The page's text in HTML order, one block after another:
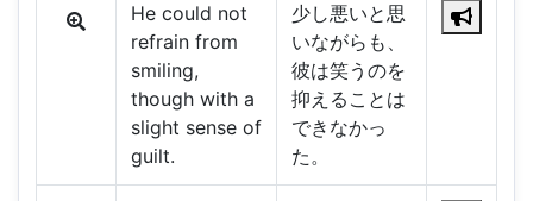
He could not
refrain from
smiling,
though with a
slight sense of
guilt.
少し悪いと思
いながらも、
彼は笑うのを
抑えることは
できなかっ
た。